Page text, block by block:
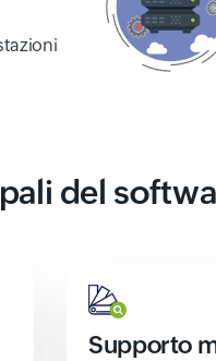
del
Supporto